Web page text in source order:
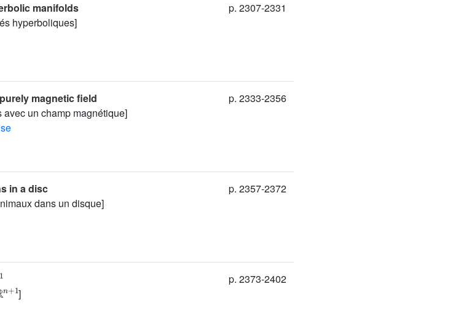
manifolds
hyperboliques]
p. 2307-2331
magnetic field
un champ magnétique]
p. 2333-2356
in a disc
dans un disque]
p. 2357-2372
+1
]
p. 2373-2402